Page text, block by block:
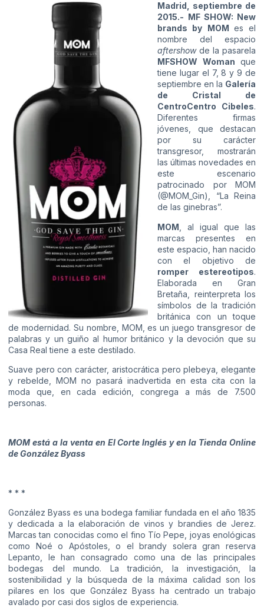
Madrid, septiembre de
2015.-
MF SHOW: New
brands by
MOM
es el
nombre del espacio
aftershowde la pasarela
MFSHOW Woman que
tiene lugar el 7, 8 y 9 de
septiembre en la Galería
de Cristal de
CentroCentro Cibeles.
Diferentes firmas
jóvenes, que destacan
por su carácter
transgresor, mostrarán
las últimas novedades en
este escenario
patrocinado por MOM
(@MOM_Gin), “La Reina
de las ginebras”.
MOM , al igual que las
marcas presentes en
este espacio, han nacido
con el objetivo de
romper estereotipos.
Elaborada en Gran
Bretaña, reinterpreta los
símbolos de la tradición
británica con un toque
de modernidad. Su nombre, MOM, es un juego transgresor de
palabras y un guiño al humor británico y la devoción que su
Casa Real tiene a este destilado.
Suave pero con carácter, aristocrática pero plebeya, elegante
y rebelde, MOM no pasará inadvertida en esta cita con la
moda que, en cada edición, congrega a más de 7.500
personas.
MOM está a la venta en El Corte Inglés y en la Tienda Online
de González Byass
* * *
González Byass es una bodega familiar fundada en el año 1835
y dedicada a la elaboración de vinos y brandies de Jerez.
Marcas tan conocidas como el fino Tío Pepe, joyas enológicas
como Noé o Apóstoles, o el brandy solera gran reserva
Lepanto, le han consagrado como una de las principales
bodegas del mundo. La tradición, la investigación, la
sostenibilidad y la búsqueda de la máxima calidad son los
pilares en los que González Byass ha centrado un trabajo
avalado por casi dos siglos de experiencia.